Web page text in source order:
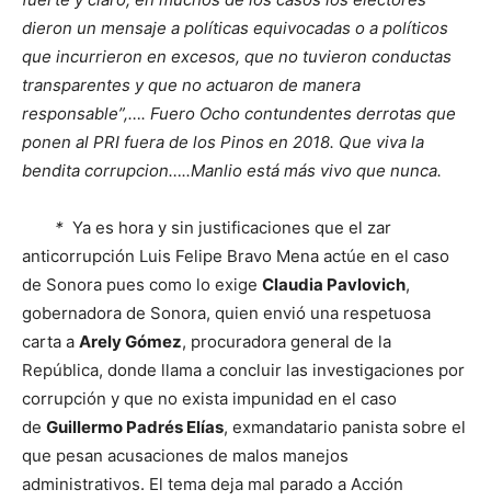
dieron un mensaje a políticas equivocadas o a políticos
que incurrieron en excesos, que no tuvieron conductas
transparentes y que no actuaron de manera
responsable”,…. Fuero Ocho contundentes derrotas que
ponen al PRI fuera de los Pinos en 2018. Que viva la
bendita corrupcion…..Manlio está más vivo que nunca.
* Ya es hora y sin justificaciones que el zar
anticorrupción Luis Felipe Bravo Mena actúe en el caso
de Sonora pues como lo exige Claudia Pavlovich,
gobernadora de Sonora, quien envió una respetuosa
carta a Arely Gómez, procuradora general de la
República, donde llama a concluir las investigaciones por
corrupción y que no exista impunidad en el caso
de Guillermo Padrés Elías, exmandatario panista sobre el
que pesan acusaciones de malos manejos
administrativos. El tema deja mal parado a Acción